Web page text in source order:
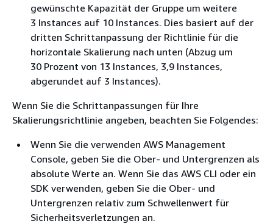
gewünschte Kapazität der Gruppe um weitere
3 Instances auf 10 Instances. Dies basiert auf der
dritten Schrittanpassung der Richtlinie für die
horizontale Skalierung nach unten (Abzug um
30 Prozent von 13 Instances, 3,9 Instances,
abgerundet auf 3 Instances).
Wenn Sie die Schrittanpassungen für Ihre
Skalierungsrichtlinie angeben, beachten Sie Folgendes:
Wenn Sie die verwenden AWS Management
Console, geben Sie die Ober- und Untergrenzen als
absolute Werte an. Wenn Sie das AWS CLI oder ein
SDK verwenden, geben Sie die Ober- und
Untergrenzen relativ zum Schwellenwert für
Sicherheitsverletzungen an.